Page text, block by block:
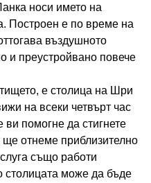
носи името на
Построен е по време на
въздушното
и преустройвано повече
е столица на Шри
на всеки четвърт час
помогне да стигнете
отнеме приблизително
също работи
столицата може да бъде